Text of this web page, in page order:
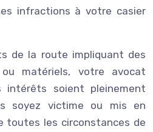
infractions à votre casier
de la route impliquant des
ou matériels, votre avocat
soient pleinement
soyez victime ou mis en
toutes les circonstances de